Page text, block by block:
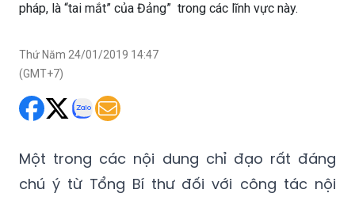
pháp, là “tai mắt” của Đảng” trong các lĩnh vực này.
Thứ Năm 24/01/2019 14:47
(GMT+7)
Một trong các nội dung chỉ đạo rất đáng
chú ý từ Tổng Bí thư đối với công tác nội